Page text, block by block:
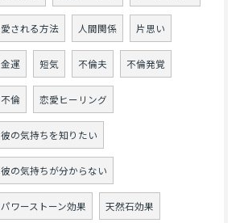
愛される方法 人間関係 片思い
金運 短気 不倫夫 不倫発覚
不倫 恋愛ヒーリング
彼の気持ちを知りたい
彼の気持ちが分からない
パワーストーン効果 天然石効果